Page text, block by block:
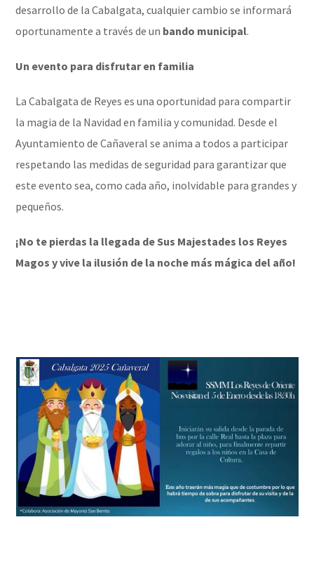
desarrollo de la Cabalgata, cualquier cambio se informará
oportunamente a través de un bando municipal.
Un evento para disfrutar en familia
La Cabalgata de Reyes es una oportunidad para compartir
la magia de la Navidad en familia y comunidad. Desde el
Ayuntamiento de Cañaveral se anima a todos a participar
respetando las medidas de seguridad para garantizar que
este evento sea, como cada año, inolvidable para grandes y
pequeños.
¡No te pierdas la llegada de Sus Majestades los Reyes
Magos y vive la ilusión de la noche más mágica del año!